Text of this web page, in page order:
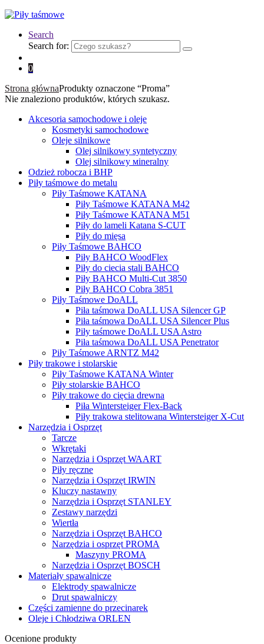
Search
Search for:
0
Strona głównaProdukty oznaczone “Proma”
Nie znaleziono produktów, których szukasz.
Akcesoria samochodowe i oleje
Kosmetyki samochodowe
Oleje silnikowe
Olej silnikowy syntetyczny
Оlej silnikowy мineralny
Odzież robocza i BHP
Piły taśmowe do metalu
Piły Taśmowe KATANA
Piły Taśmowe KATANA M42
Piły Taśmowe KATANA M51
Piły do lameli Katana S-CUT
Piły do mięsa
Piły Taśmowe BAHCO
Piły BAHCO WoodFlex
Piły do ciecia stali BAHCO
Piły BAHCO Multi-Cut 3850
Piły BAHCO Cobra 3851
Piły Taśmowe DoALL
Piła taśmowa DoALL USA Silencer GP
Piła taśmowa DoALL USA Silencer Plus
Piły taśmowe DoALL USA Astro
Piła taśmowa DoALL USA Penetrator
Piły Taśmowe ARNTZ M42
Piły trakowe i stolarskie
Piły Taśmowe KATANA Winter
Piły stolarskie BAHCO
Piły trakowe do cięcia drewna
Piła Wintersteiger Flex-Back
Piły trakowa stelitowana Wintersteiger X-Cut
Narzędzia i Osprzęt
Tarcze
Wkrętaki
Narzędzia i Osprzęt WAART
Piły ręczne
Narzędzia i Osprzęt IRWIN
Kluczy nastawny
Narzędzia i Osprzęt STANLEY
Zestawy narzędzi
Wiertła
Narzędzia i Osprzęt BAHCO
Narzędzia i osprzęt PROMA
Maszyny PROMA
Narzędzia i Osprzęt BOSCH
Materiały spawalnicze
Elektrody spawalnicze
Drut spawalniczy
Części zamienne do przecinarek
Oleje i Chłodziwa ORLEN
Ocenione produkty